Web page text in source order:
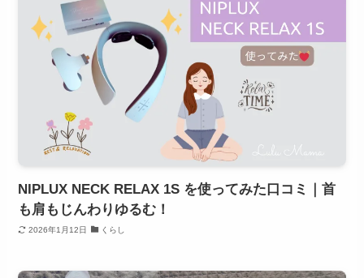
NIPLUX NECK RELAX 1S を使ってみた口コミ｜首
も肩もじんわりゆるむ！
2026年1月12日 くらし